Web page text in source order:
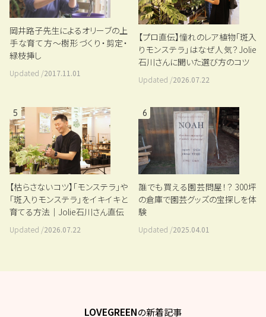
岡井路子先生によるオリーブの上
手な育て方～樹形づくり・剪定・
緑枝挿し
Updated /2017.11.01
【プロ直伝】憧れのレア植物「斑入
りモンステラ」はなぜ人気？Jolie
石川さんに聞いた選び方のコツ
Updated /2026.07.22
5
【枯らさないコツ】「モンステラ」や
「斑入りモンステラ」をイキイキと
育てる方法｜Jolie石川さん直伝
Updated /2026.07.22
6
誰でも買える園芸問屋！？ 300坪
の倉庫で園芸グッズの宝探しを体
験
Updated /2025.04.01
LOVEGREENの新着記事